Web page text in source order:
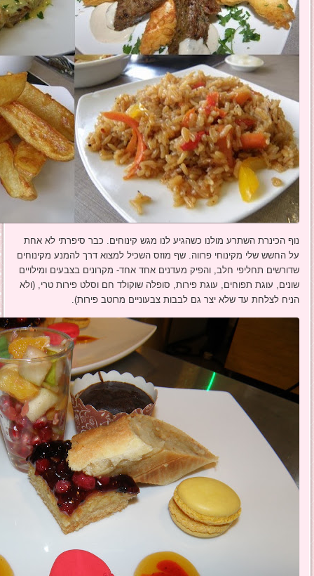
נוף הכינרת השתרע מולנו כשהגיע לנו מגש קינוחים. כבר סיפרתי לא אחת
על החשש שלי מקינוחי פרווה. שף מוזס השכיל למצוא דרך להמנע מקינוחים
שדורשים תחליפי חלב, והפיק מעדנים אחד אחד- מקרונים בצבעים ומילויים
שונים, עוגת תפוחים, עוגת פירות, סופלה שוקולד חם וסלט פירות טרי, (ולא
הניח לצלחת עד שלא יצר גם לבבות צבעוניים מרוטב פירות).